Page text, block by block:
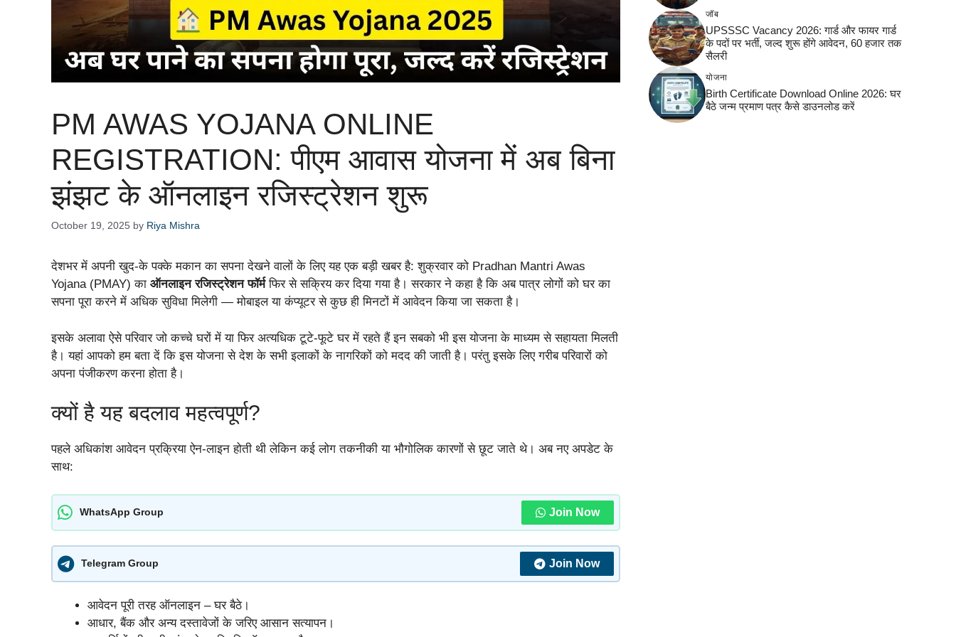
PM AWAS YOJANA ONLINE
REGISTRATION: पीएम आवास योजना में अब बिना
झंझट के ऑनलाइन रजिस्ट्रेशन शुरू
October 19, 2025 by Riya Mishra
देशभर में अपनी खुद-के पक्के मकान का सपना देखने वालों के लिए यह एक बड़ी खबर है: शुक्रवार को Pradhan Mantri Awas
Yojana (PMAY) का ऑनलाइन रजिस्ट्रेशन फॉर्मफिर से सक्रिय कर दिया गया है। सरकार ने कहा है कि अब पात्र लोगों को घर का
सपना पूरा करने में अधिक सुविधा मिलेगी — मोबाइल या कंप्यूटर से कुछ ही मिनटों में आवेदन किया जा सकता है।
इसके अलावा ऐसे परिवार जो कच्चे घरों में या फिर अत्यधिक टूटे-फूटे घर में रहते हैं इन सबको भी इस योजना के माध्यम से सहायता मिलती
है। यहां आपको हम बता दें कि इस योजना से देश के सभी इलाकों के नागरिकों को मदद की जाती है। परंतु इसके लिए गरीब परिवारों को
अपना पंजीकरण करना होता है।
क्यों है यह बदलाव महत्वपूर्ण?
पहले अधिकांश आवेदन प्रक्रिया ऐन-लाइन होती थी लेकिन कई लोग तकनीकी या भौगोलिक कारणों से छूट जाते थे। अब नए अपडेट के
साथ:
WhatsApp Group Join Now
Telegram Group Join Now
आवेदन पूरी तरह ऑनलाइन – घर बैठे।
आधार, बैंक और अन्य दस्तावेजों के जरिए आसान सत्यापन।
जॉब
UPSSSC Vacancy 2026: गार्ड और फायर गार्ड
के पदों पर भर्ती, जल्द शुरू होंगे आवेदन, 60 हजार तक
सैलरी
योजना
Birth Certificate Download Online 2026: घर
बैठे जन्म प्रमाण पत्र कैसे डाउनलोड करें